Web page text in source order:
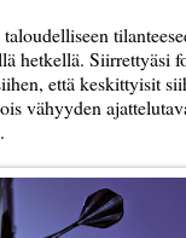
taloudelliseen
hetkellä. Siirrettyäsi
että keskittyisit
vähyyden